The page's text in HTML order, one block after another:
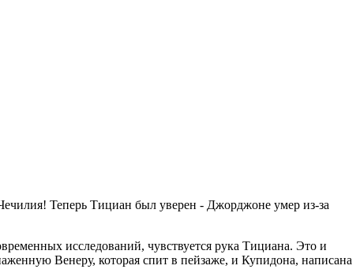
Теперь Тициан был уверен - Джорджоне умер из-за
исследований, чув­ствуется рука Тициана. Это и
Вене­ру, которая спит в пейзаже, и Купидона, на­писана